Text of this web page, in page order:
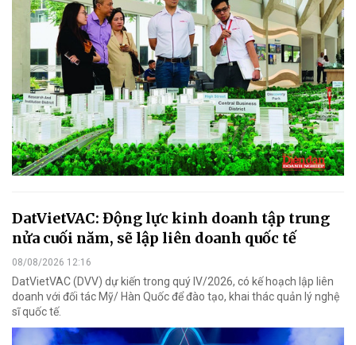
DatVietVAC: Động lực kinh doanh tập trung
nửa cuối năm, sẽ lập liên doanh quốc tế
08/08/2026 12:16
DatVietVAC (DVV) dự kiến trong quý IV/2026, có kế hoạch lập liên
doanh với đối tác Mỹ/ Hàn Quốc để đào tạo, khai thác quản lý nghệ
sĩ quốc tế.